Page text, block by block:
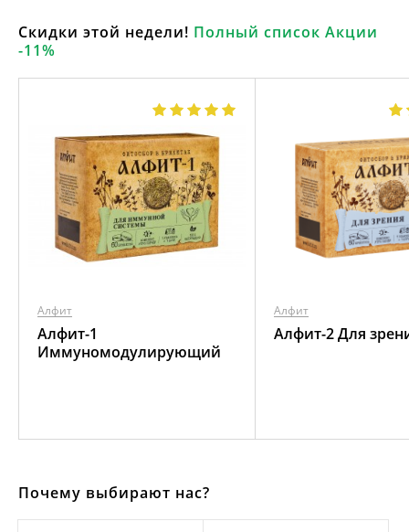
Скидки этой недели! Полный список Акции
-11%
Алфит
Алфит-1
Иммуномодулирующий
Алфит
Алфит-2 Для
Почему выбирают нас?